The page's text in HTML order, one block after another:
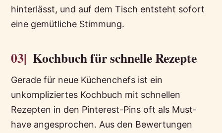
hinterlässt, und auf dem Tisch entsteht sofort
eine gemütliche Stimmung.
03| Kochbuch für schnelle Rezepte
Gerade für neue Küchenchefs ist ein
unkompliziertes Kochbuch mit schnellen
Rezepten in den Pinterest-Pins oft als Must-
have angesprochen. Aus den Bewertungen